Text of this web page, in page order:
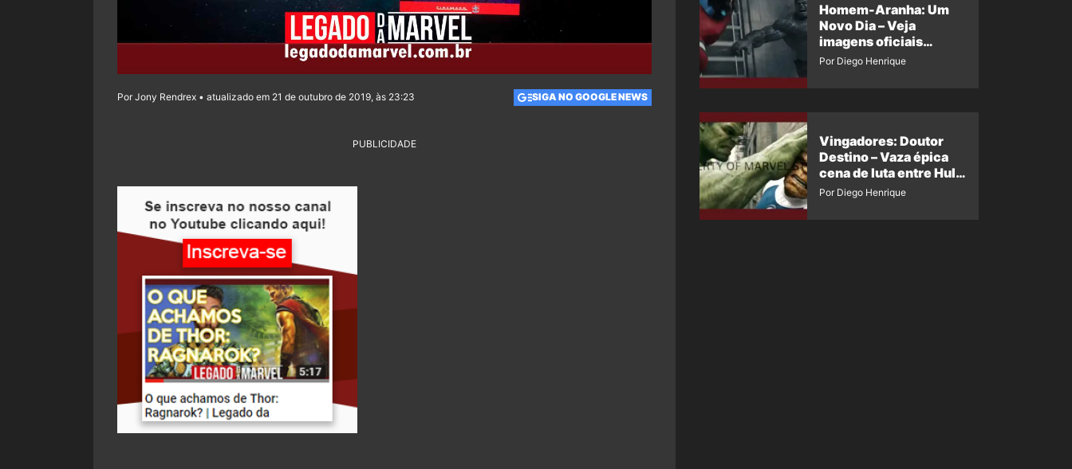
Por Jony Rendrex • atualizado em 21 de outubro de 2019, às 23:23 SIGA NO GOOGLE NEWS
PUBLICIDADE
Homem-Aranha: Um
Novo Dia – Veja
imagens oficiais
descartadas do Hulk
Por Diego Henrique
Vingadores: Doutor
Destino – Vaza épica
cena de luta entre Hulk
e o Coisa
Por Diego Henrique